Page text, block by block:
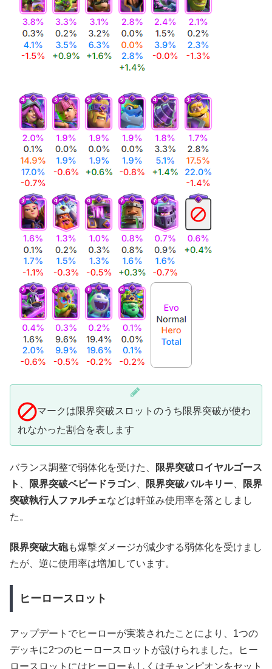
マークは限界突破スロットのうち限界突破が使わ
れなかった割合を表します
バランス調整で弱体化を受けた、
限界突破ロイヤルゴース
ト
限界突破ベビードラゴン 限界突破バルキリー
限界
突破執行人ファルチェなどは軒並み使用率を落としまし
た。
限界突破大砲も爆撃ダメージが減少する弱体化を受けまし
たが、逆に使用率は増加しています。
ヒーロースロット
アップデートでヒーローが実装されたことにより、1つの
デッキに2つのヒーロースロットが設けられました。ヒー
ロースロットにはヒーローもしくはチャンピオンをセット